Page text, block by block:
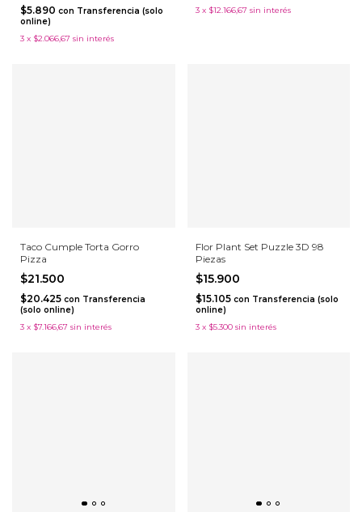
$5.890 con Transferencia (solo
online)
3 x $2.066,67 sin interés
3 x $12.166,67 sin interés
Taco Cumple Torta Gorro
Pizza
$21.500
$20.425 con Transferencia
(solo online)
3 x $7.166,67 sin interés
Flor Plant Set Puzzle 3D 98
Piezas
$15.900
$15.105 con Transferencia (solo
online)
3 x $5.300 sin interés